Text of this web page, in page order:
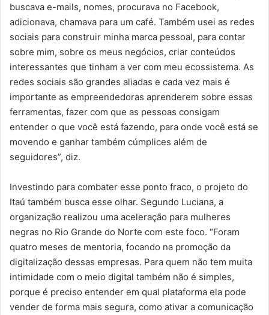
buscava e-mails, nomes, procurava no Facebook,
adicionava, chamava para um café. Também usei as redes
sociais para construir minha marca pessoal, para contar
sobre mim, sobre os meus negócios, criar conteúdos
interessantes que tinham a ver com meu ecossistema. As
redes sociais são grandes aliadas e cada vez mais é
importante as empreendedoras aprenderem sobre essas
ferramentas, fazer com que as pessoas consigam
entender o que você está fazendo, para onde você está se
movendo e ganhar também cúmplices além de
seguidores”, diz.
Investindo para combater esse ponto fraco, o projeto do
Itaú também busca esse olhar. Segundo Luciana, a
organização realizou uma aceleração para mulheres
negras no Rio Grande do Norte com este foco. “Foram
quatro meses de mentoria, focando na promoção da
digitalização dessas empresas. Para quem não tem muita
intimidade com o meio digital também não é simples,
porque é preciso entender em qual plataforma ela pode
vender de forma mais segura, como ativar a comunicação